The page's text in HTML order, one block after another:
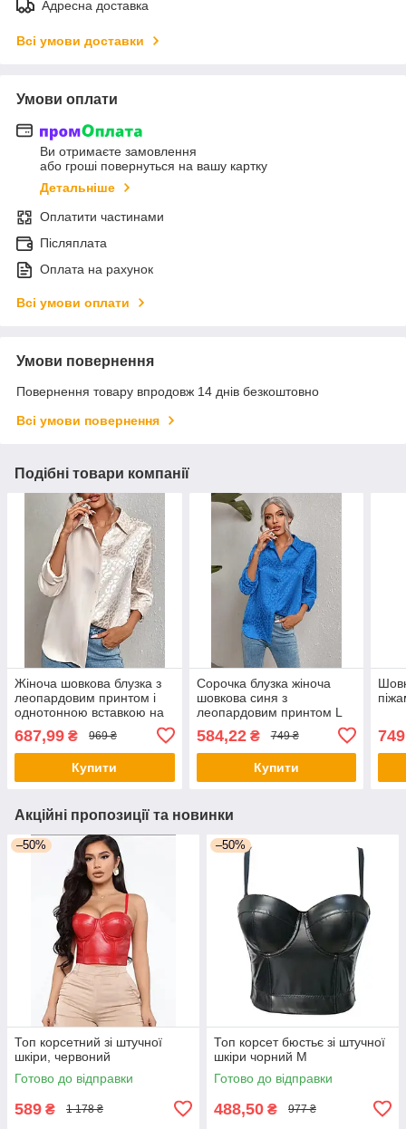
Адресна доставка
Всі умови доставки
Умови оплати
Ви отримаєте замовлення
або гроші повернуться на вашу картку
Детальніше
Оплатити частинами
Післяплата
Оплата на рахунок
Всі умови оплати
Умови повернення
Повернення товару впродовж 14 днів безкоштовно
Всі умови повернення
Подібні товари компанії
Жіноча шовкова блузка з
леопардовим принтом і
однотонною вставкою на
687,99 ₴ 969 ₴
Купити
Сорочка блузка жіноча
шовкова синя з
леопардовим принтом L
584,22₴ 749 ₴
Купити
749
Акційні пропозиції та новинки
–50%
Топ корсетний зі штучної
шкіри, червоний
Готово до відправки
589 ₴ 1 178 ₴
–50%
Топ корсет бюстьє зі штучної
шкіри чорний М
Готово до відправки
488,50 ₴ 977 ₴